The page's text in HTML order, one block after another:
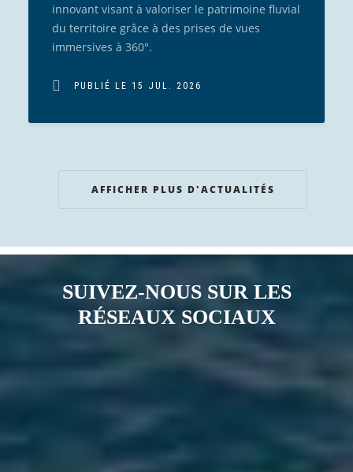
innovant visant à valoriser le patrimoine fluvial
du territoire grâce à des prises de vues
immersives à 360°.
PUBLIÉ LE 15 JUL. 2026
AFFICHER PLUS D'ACTUALITÉS
SUIVEZ-NOUS SUR LES
RÉSEAUX SOCIAUX